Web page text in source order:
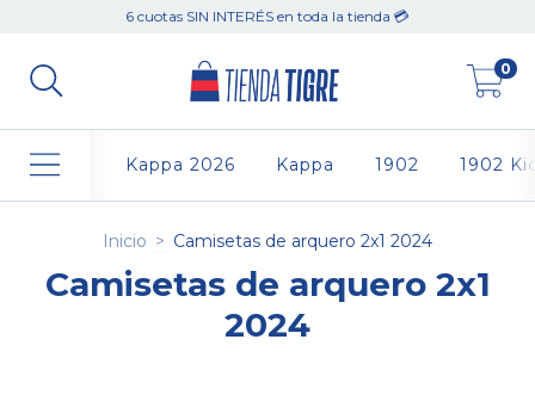
6 cuotas SIN INTERÉS en toda la tienda 💳
0
Kappa 2026 Kappa 1902 1902
Inicio > Camisetas de arquero 2x1 2024
Camisetas de arquero 2x1
2024